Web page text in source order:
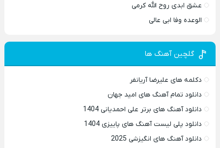
عشق ابدی روح الله کرمی
الوعده وفا ابی عالی
گلچین آهنگ ها
دکلمه های علیرضا آریانفر
دانلود تمام آهنگ های امید جهان
دانلود آهنگ های برتر علی احمدیانی 1404
دانلود پلی لیست آهنگ های پاییزی 1404
دانلود آهنگ های انگیزشی 2025